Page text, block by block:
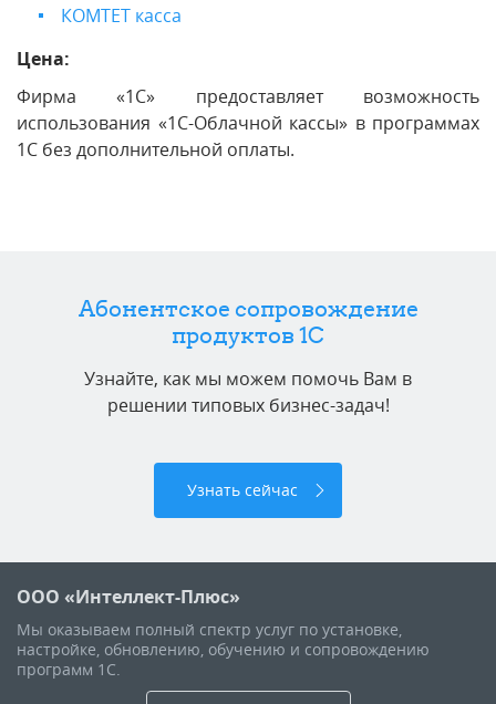
КОМТЕТ касса
Цена:
Фирма «1С» предоставляет возможность
использования «1С-Облачной кассы» в программах
1С без дополнительной оплаты.
Абонентское сопровождение
продуктов 1C
Узнайте, как мы можем помочь Вам в
решении типовых бизнес-задач!
Узнать сейчас
ООО «Интеллект-Плюс»
Мы оказываем полный спектр услуг по установке,
настройке, обновлению, обучению и сопровождению
программ 1С.